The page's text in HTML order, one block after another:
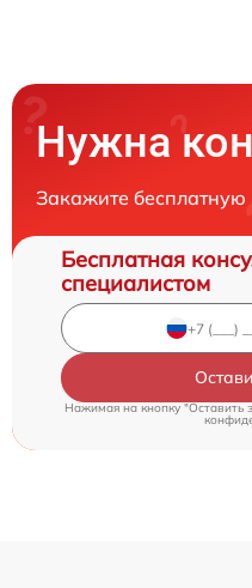
Нужна
Закажите бесплатную
Бесплатная
специалистом
Нажимая на кнопку "Оставить